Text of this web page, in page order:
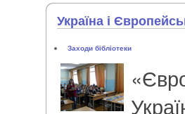
Україна і
Заходи бібліотеки